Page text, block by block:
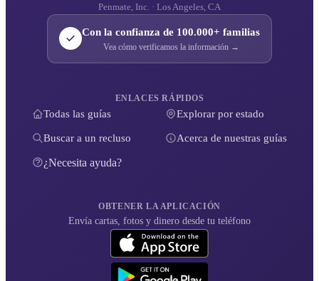
Penmate, Inc. · Los Angeles, CA
Con la confianza de 100.000+ familias
Vea cómo verificamos la información →
ENLACES RÁPIDOS
Todas las guías Explorar por estado
Buscar a un recluso Acerca de nuestras guías
¿Necesita ayuda?
OBTENER LA APLICACIÓN
Envía cartas, fotos y dinero desde tu teléfono